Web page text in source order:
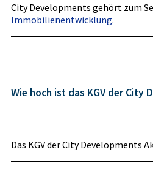
City Developments gehört zum
Immobilienentwicklung.
Wie hoch ist das KGV der City
Das KGV der City Developments